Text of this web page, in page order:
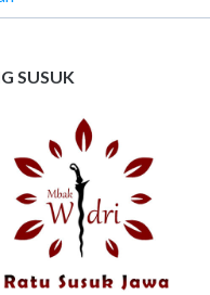
SUSUK